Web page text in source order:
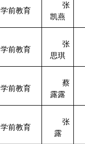
学前教育
张
凯燕
学前教育
张
思琪
学前教育
蔡
露露
学前教育
张
露